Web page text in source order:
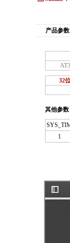
产品参
32
其他参
1